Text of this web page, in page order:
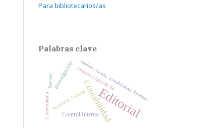
Para bibliotecarios/as
Palabras clave
Editorial
Contabilidad
Control Interno
investigaciónAntonio Lópes de Sá
Asamblea Asfacoptendero, tienda, contabilidad, finanzas.
Revista
Convocatoria